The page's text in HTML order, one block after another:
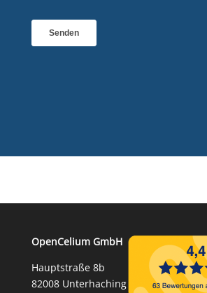
OpenCelium GmbH
Hauptstraße 8b
82008 Unterhaching